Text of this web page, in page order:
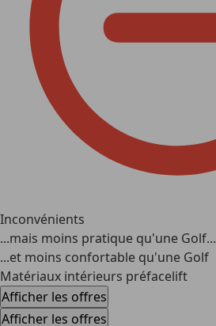
Inconvénients
...mais moins pratique qu'une Golf...
...et moins confortable qu'une Golf
Matériaux intérieurs préfacelift
Afficher les offres
Afficher les offres